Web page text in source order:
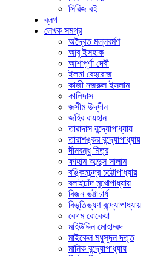
সিরিজ বই
ব্লগ
লেখক সমগ্র
অদ্বৈত মল্লবর্মণ
আবু ইসহাক
আশাপূর্ণা দেবী
ইলমা বেহরোজ
কাজী নজরুল ইসলাম
কালিদাস
জসীম উদ্‌দীন
জহির রায়হান
তারাদাস বন্দ্যোপাধ্যায়
তারাশঙ্কর বন্দ্যোপাধ্যায়
দীনবন্ধু মিত্র
ফাহাম আব্দুস সালাম
বঙ্কিমচন্দ্র চট্টোপাধ্যায়
বলাইচাঁদ মুখোপাধ্যায়
বিজন ভট্টাচার্য
বিভূতিভূষণ বন্দ্যোপাধ্যায়
বেগম রোকেয়া
মহিউদ্দিন মোহাম্মদ
মাইকেল মধুসূদন দত্ত
মানিক বন্দ্যোপাধ্যায়